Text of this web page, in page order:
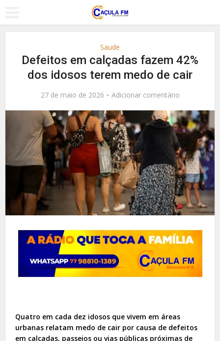
Saude
Defeitos em calçadas fazem 42%
dos idosos terem medo de cair
27 de maio de 2026 Adicionar comentário
Quatro em cada dez idosos que vivem em áreas
urbanas relatam medo de cair por causa de defeitos
em calçadas, passeios ou vias públicas próximas de